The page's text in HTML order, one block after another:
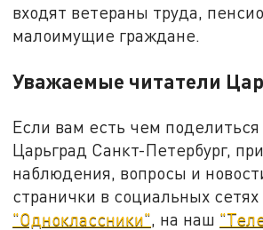
входят ветераны труда,
малоимущие граждане.
Уважаемые читатели
Если вам есть чем
Царьград Санкт-Петербург,
наблюдения, вопросы и
странички в социальных сетях
"Одноклассники" , на наш